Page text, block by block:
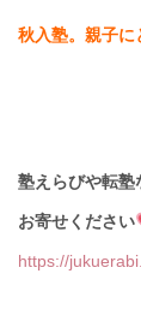
秋入塾。 親子に
塾えらびや転塾
お寄せください
https://